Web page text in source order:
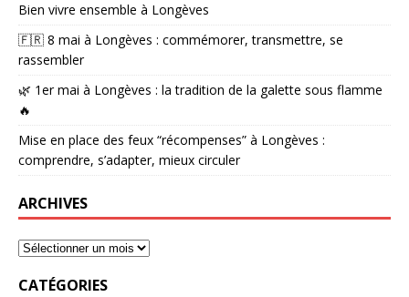
Bien vivre ensemble à Longèves
🇫🇷 8 mai à Longèves : commémorer, transmettre, se
rassembler
🌿 1er mai à Longèves : la tradition de la galette sous flamme
🔥
Mise en place des feux “récompenses” à Longèves :
comprendre, s’adapter, mieux circuler
ARCHIVES
CATÉGORIES